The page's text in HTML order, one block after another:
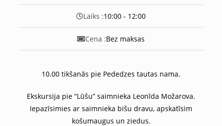
Laiks :10:00 - 12:00
Cena :Bez maksas
10.00 tikšanās pie Pededzes tautas nama.
Ekskursija pie “Lūšu” saimnieka Leonīda Možarova.
Iepazīsimies ar saimnieka bišu dravu, apskatīsim
košumaugus un ziedus.